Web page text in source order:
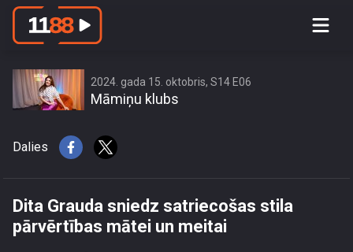
Dita Grauda sniedz satriecošas stila
2024. gada 15. oktobris, S14 E06
Māmiņu klubs
Dalies
Dita Grauda sniedz satriecošas stila
pārvērtības mātei un meitai